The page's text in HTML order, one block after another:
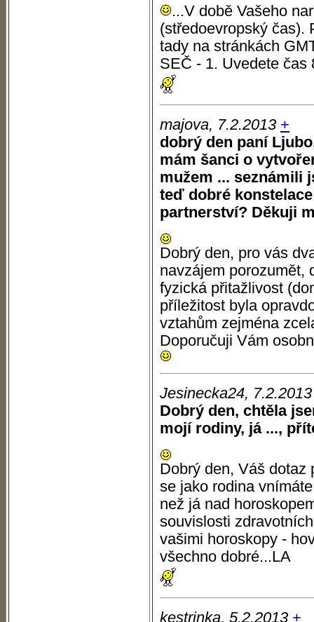
...V době Vašeho
(středoevropský čas).
tady na stránkách
SEČ - 1. Uvedete čas
majova, 7.2.2013 +
dobrý den paní
mám šanci o
mužem ... seznámili
teď dobré
partnerství? Děkuji
Dobrý den, pro vás
navzájem porozumět,
fyzická přitažlivost
příležitost byla
vztahům zejména
Doporučuji Vám
Jesinecka24, 7.2.2013
Dobrý den, chtěla
mojí rodiny, já ...,
Dobrý den, Váš dotaz
se jako rodina
než já nad
souvislosti
vašimi horoskopy -
všechno dobré...LA
kestrinka, 5.2.2013 +